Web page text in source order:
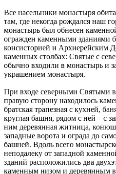
Все насельники монастыря
там, где некогда рождался наш
монастырь был обнесен
огражден каменными зданиями
консисторией и Архиерейским
каменных столбах: Святые с
обычно входили в монастырь и
украшением монастыря.
При входе северными Святыми
правую сторону находилось
братская трапезная с кухней,
круглая башня, рядом с ней – с
ним деревянная житница,
западные ворота и ограда до
башней. Вдоль всего
неподалеку от западной
зданий расположились два
каменным низом и деревянным